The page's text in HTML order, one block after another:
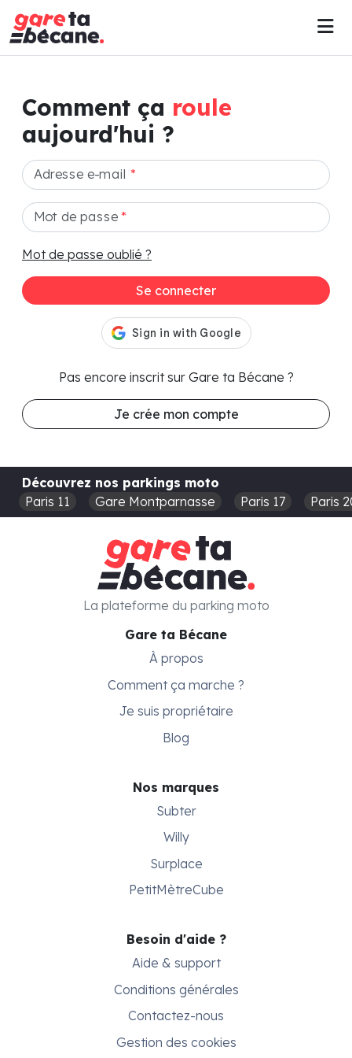
Comment ça roule
aujourd'hui ?
Adresse e-mail *
Mot de passe*
Mot de passe oublié ?
Se connecter
Pas encore inscrit sur Gare ta Bécane ?
Je crée mon compte
Découvrez nos parkings moto
Paris 11
Gare Montparnasse Paris 17 Paris
Gare ta Bécane
À propos
Comment ça marche ?
Je suis propriétaire
Blog
Nos marques
Subter
Willy
Surplace
PetitMètreCube
Besoin d'aide ?
Aide & support
Conditions générales
Contactez-nous
Gestion des cookies
La plateforme du parking moto